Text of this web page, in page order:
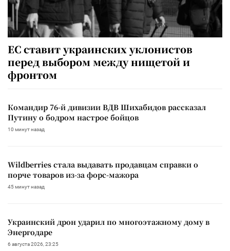
ЕС ставит украинских уклонистов
перед выбором между нищетой и
фронтом
Командир 76-й дивизии ВДВ Шихабидов рассказал
Путину о бодром настрое бойцов
10 минут назад
Wildberries стала выдавать продавцам справки о
порче товаров из-за форс-мажора
45 минут назад
Украинский дрон ударил по многоэтажному дому в
Энергодаре
6 августа 2026, 23:25